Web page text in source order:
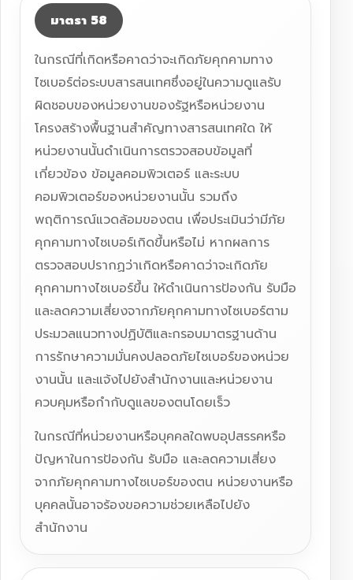
มาตรา 58
ในกรณีที่เกิดหรือคาดว่าจะเกิดภัยคุกคามทาง
ไซเบอร์ต่อระบบสารสนเทศซึ่งอยู่ในความดูแลรับ
ผิดชอบของหน่วยงานของรัฐหรือหน่วยงาน
โครงสร้างพื้นฐานสำคัญทางสารสนเทศใด ให้
หน่วยงานนั้นดำเนินการตรวจสอบข้อมูลที่
เกี่ยวข้อง ข้อมูลคอมพิวเตอร์ และระบบ
คอมพิวเตอร์ของหน่วยงานนั้น รวมถึง
พฤติการณ์แวดล้อมของตน เพื่อประเมินว่ามีภัย
คุกคามทางไซเบอร์เกิดขึ้นหรือไม่ หากผลการ
ตรวจสอบปรากฏว่าเกิดหรือคาดว่าจะเกิดภัย
คุกคามทางไซเบอร์ขึ้น ให้ดำเนินการป้องกัน รับมือ
และลดความเสี่ยงจากภัยคุกคามทางไซเบอร์ตาม
ประมวลแนวทางปฏิบัติและกรอบมาตรฐานด้าน
การรักษาความมั่นคงปลอดภัยไซเบอร์ของหน่วย
งานนั้น และแจ้งไปยังสำนักงานและหน่วยงาน
ควบคุมหรือกำกับดูแลของตนโดยเร็ว
ในกรณีที่หน่วยงานหรือบุคคลใดพบอุปสรรคหรือ
ปัญหาในการป้องกัน รับมือ และลดความเสี่ยง
จากภัยคุกคามทางไซเบอร์ของตน หน่วยงานหรือ
บุคคลนั้นอาจร้องขอความช่วยเหลือไปยัง
สำนักงาน